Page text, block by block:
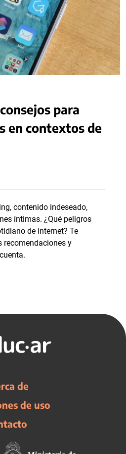
para
en contextos de
contenido indeseado,
íntimas. ¿Qué peligros
de internet? Te
y
de
de uso